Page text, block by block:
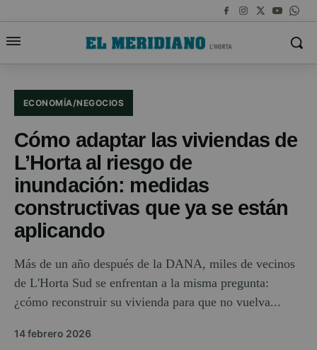
ECONOMÍA/NEGOCIOS
Cómo adaptar las viviendas de
L’Horta al riesgo de
inundación: medidas
constructivas que ya se están
aplicando
Más de un año después de la DANA, miles de vecinos
de L'Horta Sud se enfrentan a la misma pregunta:
¿cómo reconstruir su vivienda para que no vuelva...
14 febrero 2026